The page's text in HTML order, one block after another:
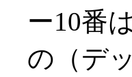
ー10番
の（デ